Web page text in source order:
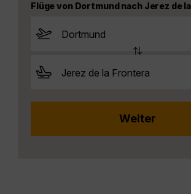
Flüge von Dortmund nach Jerez de